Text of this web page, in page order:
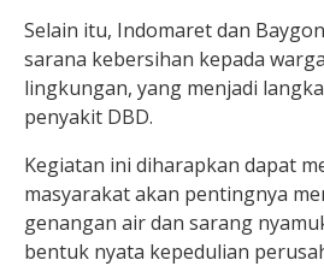
Selain itu, Indomaret dan
sarana kebersihan kepada
lingkungan, yang menjadi
penyakit DBD.
Kegiatan ini diharapkan dapat
masyarakat akan pentingnya
genangan air dan sarang
bentuk nyata kepedulian